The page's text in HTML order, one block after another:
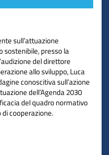
sull’attuazione
sostenibile, presso la
del direttore
allo sviluppo, Luca
conoscitiva sull’azione
dell’Agenda 2030
del quadro normativo
cooperazione.